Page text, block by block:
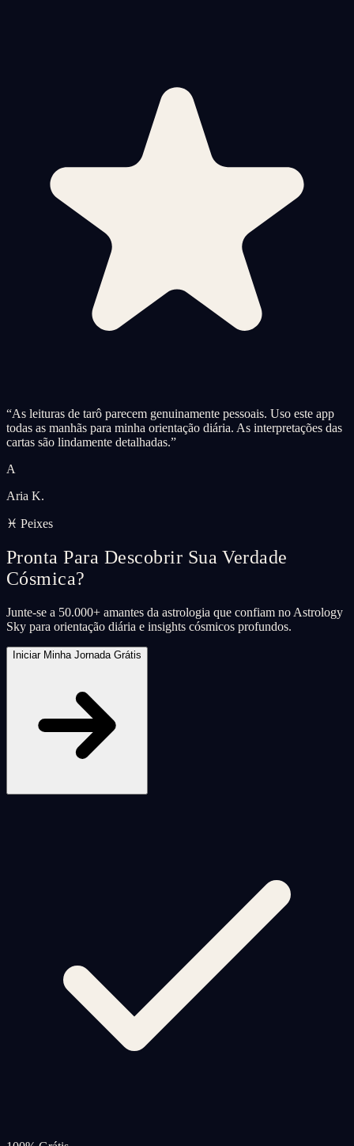
“As leituras de tarô parecem genuinamente pessoais. Uso este app
todas as manhãs para minha orientação diária. As interpretações das
cartas são lindamente detalhadas.”
A
Aria K.
♓ Peixes
Pronta Para Descobrir Sua Verdade
Cósmica?
Junte-se a 50.000+ amantes da astrologia que confiam no Astrology
Sky para orientação diária e insights cósmicos profundos.
Iniciar Minha Jornada Grátis